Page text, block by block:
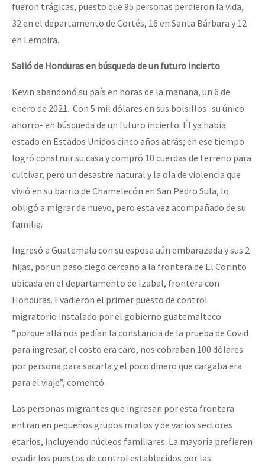
fueron trágicas, puesto que 95 personas perdieron la vida,
32 en el departamento de Cortés, 16 en Santa Bárbara y 12
en Lempira.
Salió de Honduras en búsqueda de un futuro incierto
Kevin abandonó su país en horas de la mañana, un 6 de
enero de 2021. Con 5 mil dólares en sus bolsillos -su único
ahorro- en búsqueda de un futuro incierto. Él ya había
estado en Estados Unidos cinco años atrás; en ese tiempo
logró construir su casa y compró 10 cuerdas de terreno para
cultivar, pero un desastre natural y la ola de violencia que
vivió en su barrio de Chamelecón en San Pedro Sula, lo
obligó a migrar de nuevo, pero esta vez acompañado de su
familia.
Ingresó a Guatemala con su esposa aún embarazada y sus 2
hijas, por un paso ciego cercano a la frontera de El Corinto
ubicada en el departamento de Izabal, frontera con
Honduras. Evadieron el primer puesto de control
migratorio instalado por el gobierno guatemalteco
“porque allá nos pedían la constancia de la prueba de Covid
para ingresar, el costo era caro, nos cobraban 100 dólares
por persona para sacarla y el poco dinero que cargaba era
para el viaje”, comentó.
Las personas migrantes que ingresan por esta frontera
entran en pequeños grupos mixtos y de varios sectores
etarios, incluyendo núcleos familiares. La mayoría prefieren
evadir los puestos de control establecidos por las